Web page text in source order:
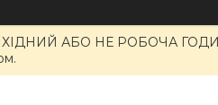
ВИХІДНИЙ АБО НЕ РОБОЧА